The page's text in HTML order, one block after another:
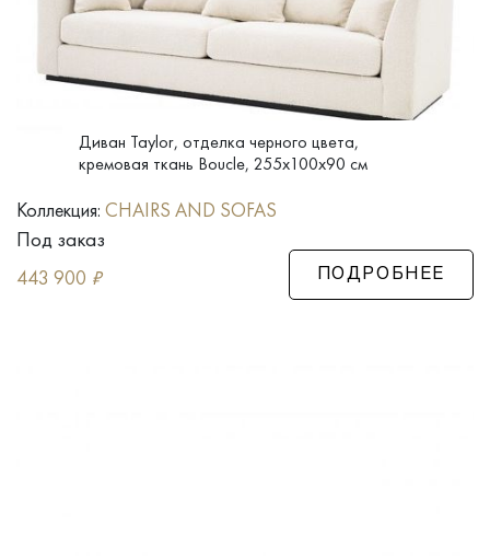
Диван Taylor, отделка черного цвета,
кремовая ткань Boucle, 255x100x90 см
Коллекция: CHAIRS AND SOFAS
Под заказ
443 900 ₽ ПОДРОБНЕЕ